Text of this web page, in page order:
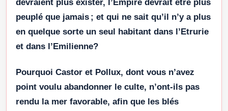
devraient plus exister, l’Empire devrait être plus
peuplé que jamais ; et qui ne sait qu’il n’y a plus
en quelque sorte un seul habitant dans l’Etrurie
et dans l’Emilienne?
Pourquoi Castor et Pollux, dont vous n’avez
point voulu abandonner le culte, n’ont-ils pas
rendu la mer favorable, afin que les blés